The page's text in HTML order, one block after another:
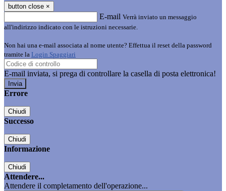
button close ×
E-mail Verrà inviato un messaggio
all'indirizzo indicato con le istruzioni necessarie.
Non hai una e-mail associata al nome utente? Effettua il reset della password
tramite la Login Spaggiari
E-mail inviata, si prega di controllare la casella di posta elettronica!
Errore
Chiudi
Successo
Chiudi
Informazione
Chiudi
Attendere...
Attendere il completamento dell'operazione...